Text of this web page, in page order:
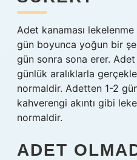
Adet kanaması
gün boyunca yoğun bir
gün sonra sona erer. Adet
günlük aralıklarla
normaldir. Adetten 1-2
kahverengi akıntı gibi
normaldir.
ADET